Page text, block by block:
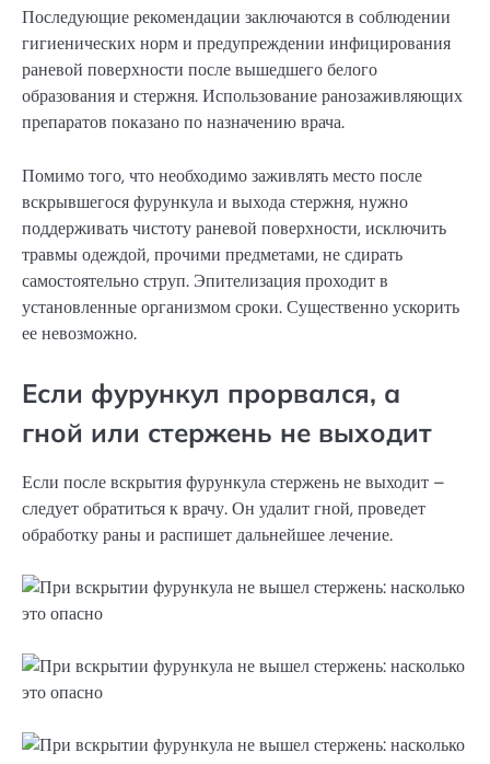
Последующие рекомендации заключаются в соблюдении
гигиенических норм и предупреждении инфицирования
раневой поверхности после вышедшего белого
образования и стержня. Использование ранозаживляющих
препаратов показано по назначению врача.
Помимо того, что необходимо заживлять место после
вскрывшегося фурункула и выхода стержня, нужно
поддерживать чистоту раневой поверхности, исключить
травмы одеждой, прочими предметами, не сдирать
самостоятельно струп. Эпителизация проходит в
установленные организмом сроки. Существенно ускорить
ее невозможно.
Если фурункул прорвался, а
гной или стержень не выходит
Если после вскрытия фурункула стержень не выходит –
следует обратиться к врачу. Он удалит гной, проведет
обработку раны и распишет дальнейшее лечение.